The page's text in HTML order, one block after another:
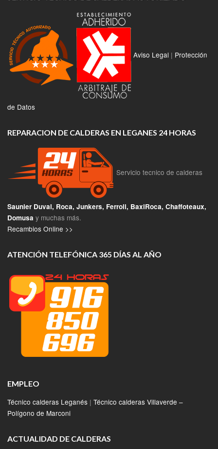
Aviso Legal | Protección
de Datos
REPARACION DE CALDERAS EN LEGANES 24 HORAS
Servicio tecnico de calderas
Saunier Duval, Roca, Junkers, Ferroli, BaxiRoca, Chaffoteaux,
Domusa y muchas más.
Recambios Online >>
ATENCIÓN TELEFÓNICA 365 DÍAS AL AÑO
EMPLEO
Técnico calderas Leganés | Técnico calderas Villaverde –
Polígono de Marconi
ACTUALIDAD DE CALDERAS